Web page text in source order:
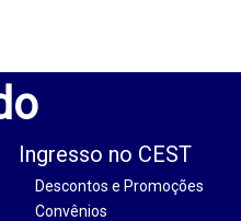
Ingresso no CEST
Descontos e Promoções
Convênios